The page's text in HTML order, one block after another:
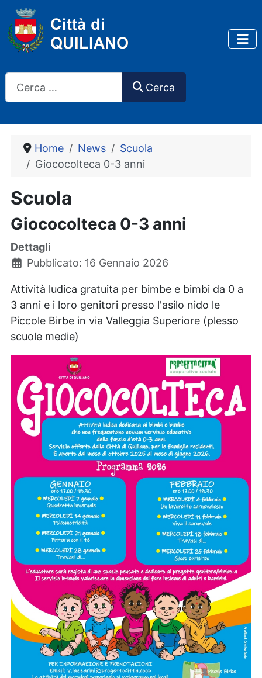
Cerca
Home News
Scuola
Giococolteca 0-3 anni
Scuola
Giococolteca 0-3 anni
Dettagli
Pubblicato: 16 Gennaio 2026
Attività ludica gratuita per bimbe e bimbi da 0 a
3 anni e i loro genitori presso l'asilo nido le
Piccole Birbe in via Valleggia Superiore (plesso
scuole medie)